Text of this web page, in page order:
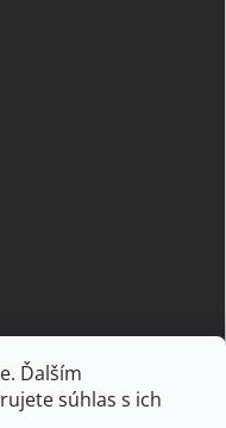
Ďalším
súhlas s ich